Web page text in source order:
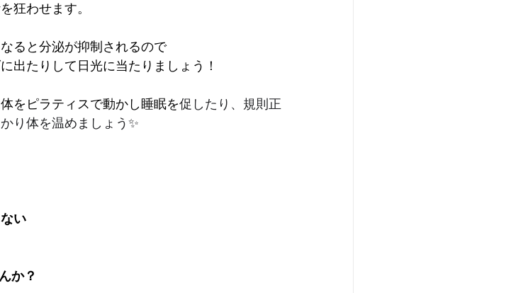
狂わせます。
ると分泌が抑制されるので
出たりして日光に当たりましょう！
をピラティスで動かし睡眠を促したり、規則正
り体を温めましょう✨
い
か？